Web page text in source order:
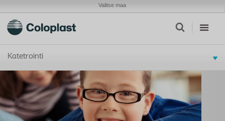
Valitse maa
Katetrointi